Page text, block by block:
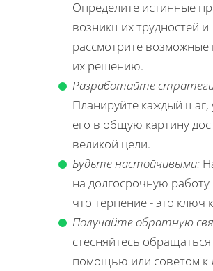
Определите истинные
возникших трудностей и
рассмотрите возможные
их решению.
Разработайте
Планируйте каждый шаг,
его в общую картину
великой цели.
Будьте настойчивыми:
на долгосрочную
что терпение - это ключ
Получайте обратную
стесняйтесь обращаться
помощью или советом к